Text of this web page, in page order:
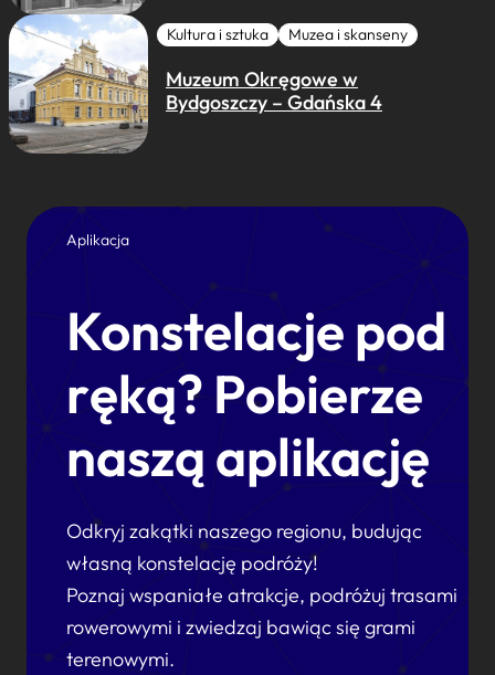
Kultura i sztuka Muzea i skanseny
Muzeum Okręgowe w
Bydgoszczy – Gdańska 4
Aplikacja
Konstelacje pod
ręką? Pobierze
naszą aplikację
Odkryj zakątki naszego regionu, budując
własną konstelację podróży!
Poznaj wspaniałe atrakcje, podróżuj trasami
rowerowymi i zwiedzaj bawiąc się grami
terenowymi.